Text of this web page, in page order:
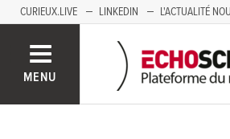
CURIEUX.LIVE LINKEDIN L'ACTUALITÉ
MENU